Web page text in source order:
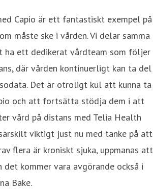
Capio är ett fantastiskt exempel på
måste ske i vården. Vi delar samma
ha ett dedikerat vårdteam som följer
där vården kontinuerligt kan ta del
Det är otroligt kul att kunna ta
och att fortsätta stödja dem i att
vård på distans med Telia Health
viktigt just nu med tanke på att
flera är kroniskt sjuka, uppmanas att
det kommer vara avgörande också i
Bake.